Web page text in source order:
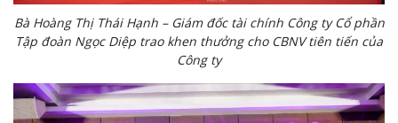
Bà Hoàng Thị Thái Hạnh – Giám đốc tài chính Công ty Cổ phần
Tập đoàn Ngọc Diệp trao khen thưởng cho CBNV tiên tiến của
Công ty